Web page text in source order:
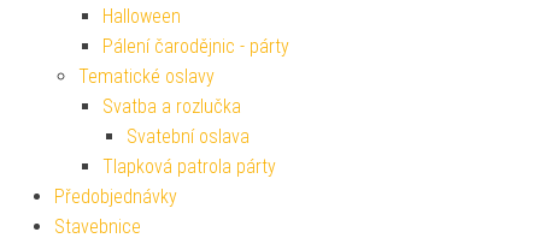
Halloween
Pálení čarodějnic - párty
Tematické oslavy
Svatba a rozlučka
Svatební oslava
Tlapková patrola párty
Předobjednávky
Stavebnice